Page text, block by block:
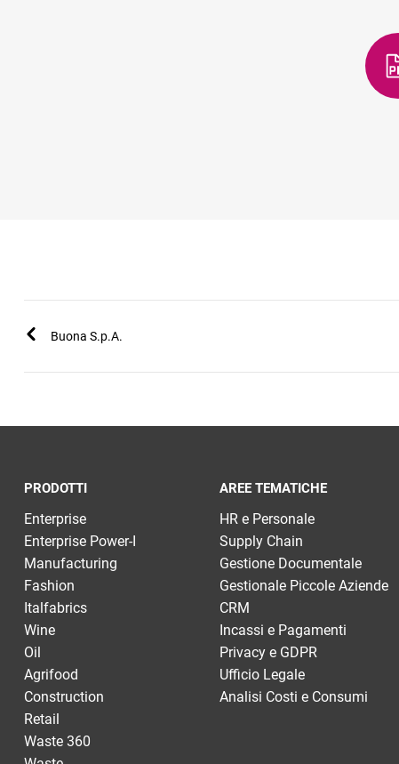
Buona S.p.A.
PRODOTTI
Enterprise
Enterprise Power-I
Manufacturing
Fashion
Italfabrics
Wine
Oil
Agrifood
Construction
Retail
Waste 360
AREE TEMATICHE
HR e Personale
Supply Chain
Gestione Documentale
Gestionale Piccole Aziende
CRM
Incassi e Pagamenti
Privacy e GDPR
Ufficio Legale
Analisi Costi e Consumi